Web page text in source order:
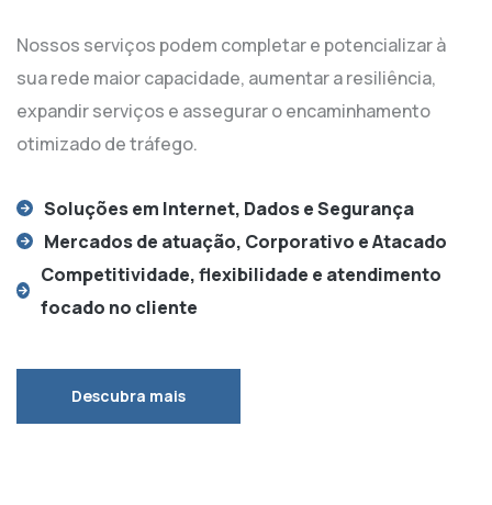
Nossos serviços podem completar e potencializar à
sua rede maior capacidade, aumentar a resiliência,
expandir serviços e assegurar o encaminhamento
otimizado de tráfego.
Soluções em Internet, Dados e Segurança
Mercados de atuação, Corporativo e Atacado
Competitividade, flexibilidade e atendimento
focado no cliente
Descubra mais